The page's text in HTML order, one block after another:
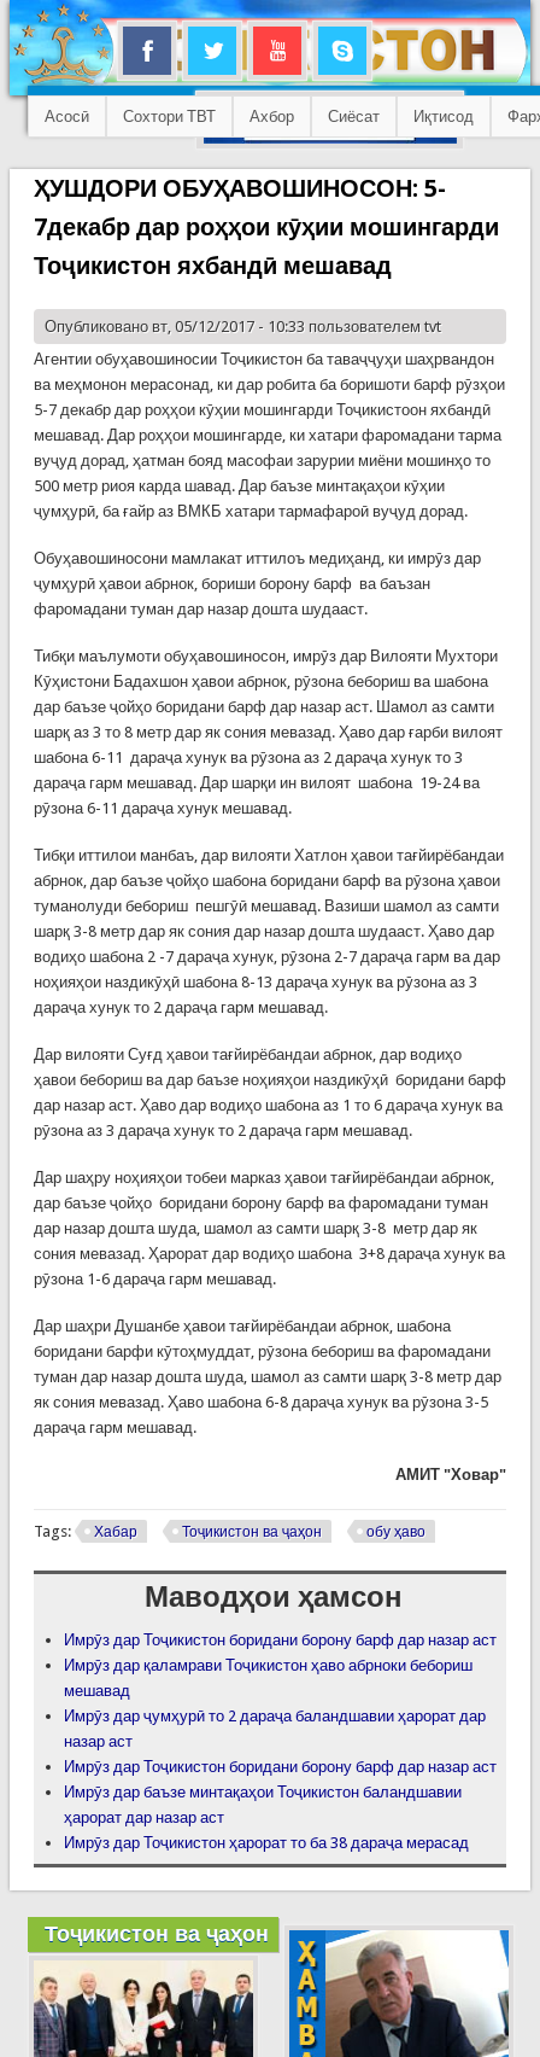
Асосӣ Сохтори ТВТ Ахбор Сиёсат Иқтисод
ҲУШДОРИ ОБУҲАВОШИНОСОН: 5-
7декабр дар роҳҳои кӯҳии мошингарди
Тоҷикистон яхбандӣ мешавад
Опубликовано вт, 05/12/2017 - 10:33 пользователем tvt
Агентии обуҳавошиносии Тоҷикистон ба таваҷҷуҳи шаҳрвандон
ва меҳмонон мерасонад, ки дар робита ба боришоти барф рӯзҳои
5-7 декабр дар роҳҳои кӯҳии мошингарди Тоҷикистоон яхбандӣ
мешавад. Дар роҳҳои мошингарде, ки хатари фаромадани тарма
вуҷуд дорад, ҳатман бояд масофаи зарурии миёни мошинҳо то
500 метр риоя карда шавад. Дар баъзе минтақаҳои кӯҳии
ҷумҳурӣ, ба ғайр аз ВМКБ хатари тармафароӣ вуҷуд дорад.
Обуҳавошиносони мамлакат иттилоъ медиҳанд, ки имрӯз дар
ҷумҳурӣ ҳавои абрнок, бориши борону барф ва баъзан
фаромадани туман дар назар дошта шудааст.
Тибқи маълумоти обуҳавошиносон, имрӯз дар Вилояти Мухтори
Кӯҳистони Бадахшон ҳавои абрнок, рӯзона бебориш ва шабона
дар баъзе ҷойҳо боридани барф дар назар аст. Шамол аз самти
шарқ аз 3 то 8 метр дар як сония мевазад. Ҳаво дар ғарби вилоят
шабона 6-11 дараҷа хунук ва рӯзона аз 2 дараҷа хунук то 3
дараҷа гарм мешавад. Дар шарқи ин вилоят шабона 19-24 ва
рӯзона 6-11 дараҷа хунук мешавад.
Тибқи иттилои манбаъ, дар вилояти Хатлон ҳавои тағйирёбандаи
абрнок, дар баъзе ҷойҳо шабона боридани барф ва рӯзона ҳавои
туманолуди бебориш пешгӯӣ мешавад. Вазиши шамол аз самти
шарқ 3-8 метр дар як сония дар назар дошта шудааст. Ҳаво дар
водиҳо шабона 2 -7 дараҷа хунук, рӯзона 2-7 дараҷа гарм ва дар
ноҳияҳои наздикӯҳӣ шабона 8-13 дараҷа хунук ва рӯзона аз 3
дараҷа хунук то 2 дараҷа гарм мешавад.
Дар вилояти Суғд ҳавои тағйирёбандаи абрнок, дар водиҳо
ҳавои бебориш ва дар баъзе ноҳияҳои наздикӯҳӣ боридани барф
дар назар аст. Ҳаво дар водиҳо шабона аз 1 то 6 дараҷа хунук ва
рӯзона аз 3 дараҷа хунук то 2 дараҷа гарм мешавад.
Дар шаҳру ноҳияҳои тобеи марказ ҳавои тағйирёбандаи абрнок,
дар баъзе ҷойҳо боридани борону барф ва фаромадани туман
дар назар дошта шуда, шамол аз самти шарқ 3-8 метр дар як
сония мевазад. Ҳарорат дар водиҳо шабона 3+8 дараҷа хунук ва
рӯзона 1-6 дараҷа гарм мешавад.
Дар шаҳри Душанбе ҳавои тағйирёбандаи абрнок, шабона
боридани барфи кӯтоҳмуддат, рӯзона бебориш ва фаромадани
туман дар назар дошта шуда, шамол аз самти шарқ 3-8 метр дар
як сония мевазад. Ҳаво шабона 6-8 дараҷа хунук ва рӯзона 3-5
дараҷа гарм мешавад.
АМИТ "Ховар"
Tags: Хабар Тоҷикистон ва ҷаҳон обу ҳаво
Маводҳои ҳамсон
Имрӯз дар Тоҷикистон боридани борону барф дар назар аст
Имрӯз дар қаламрави Тоҷикистон ҳаво абрноки бебориш
мешавад
Имрӯз дар ҷумҳурӣ то 2 дараҷа баландшавии ҳарорат дар
назар аст
Имрӯз дар Тоҷикистон боридани борону барф дар назар аст
Имрӯз дар баъзе минтақаҳои Тоҷикистон баландшавии
ҳарорат дар назар аст
Имрӯз дар Тоҷикистон ҳарорат то ба 38 дараҷа мерасад
Тоҷикистон ва ҷаҳон